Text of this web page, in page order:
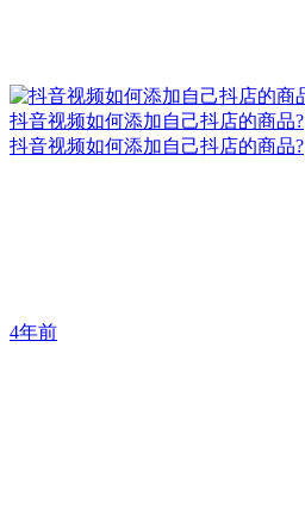
抖音视频如何添加自己抖店的商品?
抖音视频如何添加自己抖店的商品?
4年前